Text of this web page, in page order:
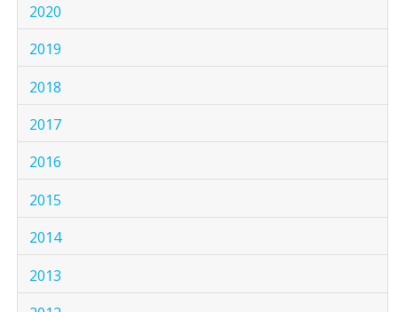
2020
2019
2018
2017
2016
2015
2014
2013